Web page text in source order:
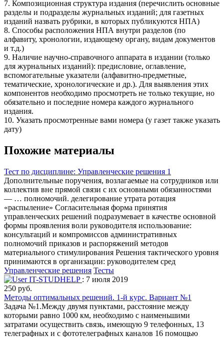
7. Композиционная структура издания (перечислить основные
разделы и подразделы журнальных изданий; для газетных
изданий назвать рубрики, в которых публикуются НПА)
8. Способы расположения НПА внутри разделов (по
алфавиту, хронологии, издающему органу, видам документов
и т.д.)
9. Наличие научно-справочного аппарата в издании (только
для журнальных изданий): предисловие, оглавление,
вспомогательные указатели (алфавитно-предметные,
тематические, хронологические и др.). Для выявления этих
компонентов необходимо просмотреть не только текущие, но
обязательно и последние номера каждого журнального
издания.
10. Указать просмотренные вами номера (у газет также указать
дату)
Похожие материалы
Тест по дисциплине: Управленческие решения 1
Дополнительные поручения, возлагаемые на сотрудников или
коллектив вне прямой связи с их основными обязанностями
— … полномочий. делегирование утрата ротация
«распыление» Согласительная форма принятия
управленческих решений подразумевает в качестве основной
формы проявления воли руководителя использование:
консультаций и компромиссов административных
полномочий приказов и распоряжений методов
материального стимулирования Решения тактического уровня
принимаются в организации: руководителем сред
Управленческие решения Тесты
IT-STUDHELP : 7 июля 2019
250 руб.
Методы оптимальных решений. 1-й курс. Вариант №1
Задача №1.Между двумя пунктами, расстояние между
которыми равно 1000 км, необходимо с наименьшими
затратами осуществить связь, имеющую 9 телефонных, 13
телеграфных и c фототелеграфных каналов 16 помощью